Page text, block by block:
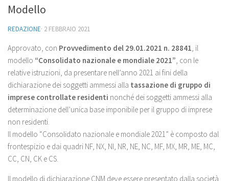
Modello
REDAZIONE· 2 FEBBRAIO 2021
Approvato, con Provvedimento del 29.01.2021 n. 28841, il
modello “Consolidato nazionale e mondiale 2021”, con le
relative istruzioni, da presentare nell’anno 2021 ai fini della
dichiarazione dei soggetti ammessi alla tassazione di gruppo di
imprese controllate residenti nonché dei soggetti ammessi alla
determinazione dell’unica base imponibile per il gruppo di imprese
non residenti.
Il modello “Consolidato nazionale e mondiale 2021” è composto dal
frontespizio e dai quadri NF, NX, NI, NR, NE, NC, MF, MX, MR, ME, MC,
CC, CN, CK e CS.
Il modello di dichiarazione CNM deve essere presentato dalla società